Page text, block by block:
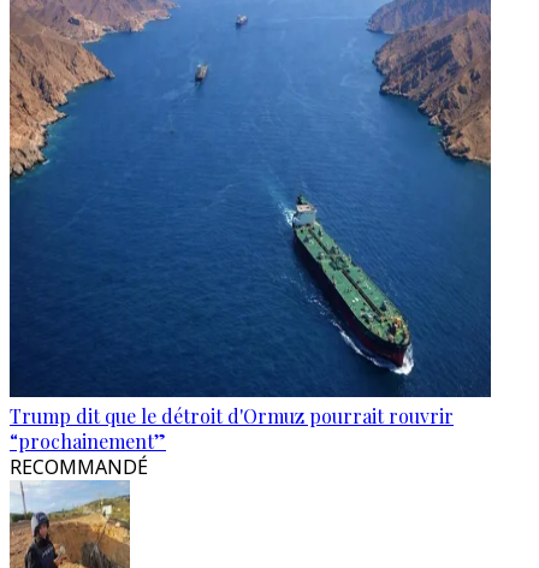
Trump dit que le détroit d'Ormuz pourrait rouvrir
“prochainement”
RECOMMANDÉ